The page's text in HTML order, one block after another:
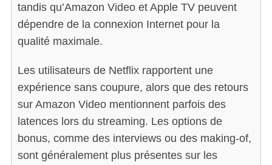
tandis qu’Amazon Video et Apple TV peuvent
dépendre de la connexion Internet pour la
qualité maximale.
Les utilisateurs de Netflix rapportent une
expérience sans coupure, alors que des retours
sur Amazon Video mentionnent parfois des
latences lors du streaming. Les options de
bonus, comme des interviews ou des making-of,
sont généralement plus présentes sur les